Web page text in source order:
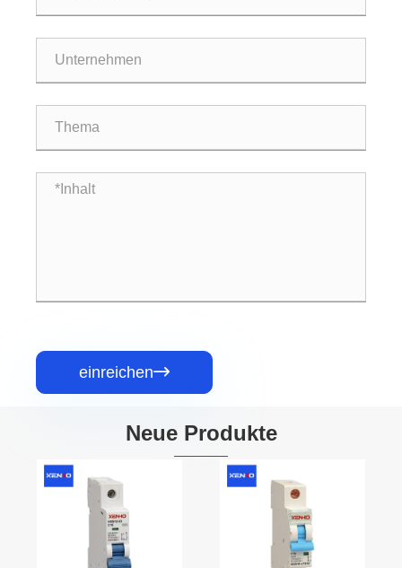
einreichen
Neue Produkte
4-poliger
DC 250A
Formgehäuse-
Leistungsschalter